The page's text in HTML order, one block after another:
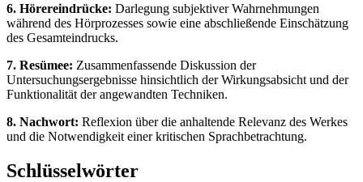
6. Hörereindrücke: Darlegung subjektiver Wahrnehmungen
während des Hörprozesses sowie eine abschließende Einschätzung
des Gesamteindrucks.
7. Resümee: Zusammenfassende Diskussion der
Untersuchungsergebnisse hinsichtlich der Wirkungsabsicht und der
Funktionalität der angewandten Techniken.
8. Nachwort: Reflexion über die anhaltende Relevanz des Werkes
und die Notwendigkeit einer kritischen Sprachbetrachtung.
Schlüsselwörter